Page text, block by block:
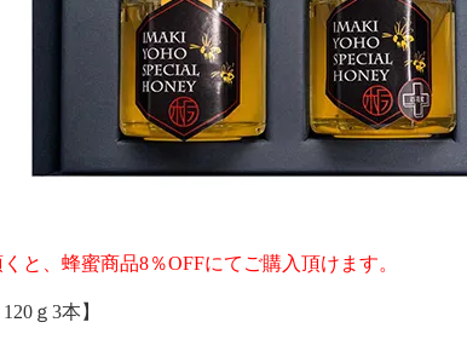
と、蜂蜜商品8％OFFにてご購入頂けます。
ｇ3本】